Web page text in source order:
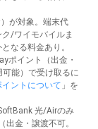
が対象。端末代
/ワイモバイルま
なる料金あり。
ポイント（出金・
能）で受け取るに
ントについて 」を
光/Airのみ
出金・譲渡不可。